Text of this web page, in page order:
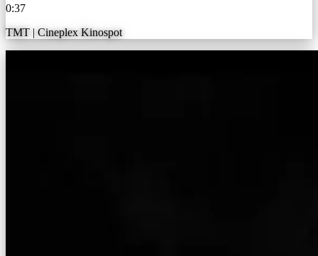
0:37
TMT | Cineplex Kinospot